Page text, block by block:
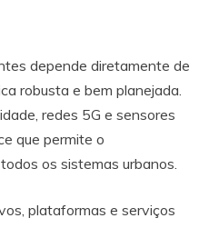
depende diretamente de
robusta e bem planejada.
redes 5G e sensores
que permite o
os sistemas urbanos.
plataformas e serviços